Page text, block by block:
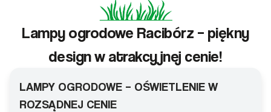
Lampy ogrodowe Racibórz – piękny
design w atrakcyjnej cenie!
LAMPY OGRODOWE – OŚWIETLENIE W
ROZSĄDNEJ CENIE